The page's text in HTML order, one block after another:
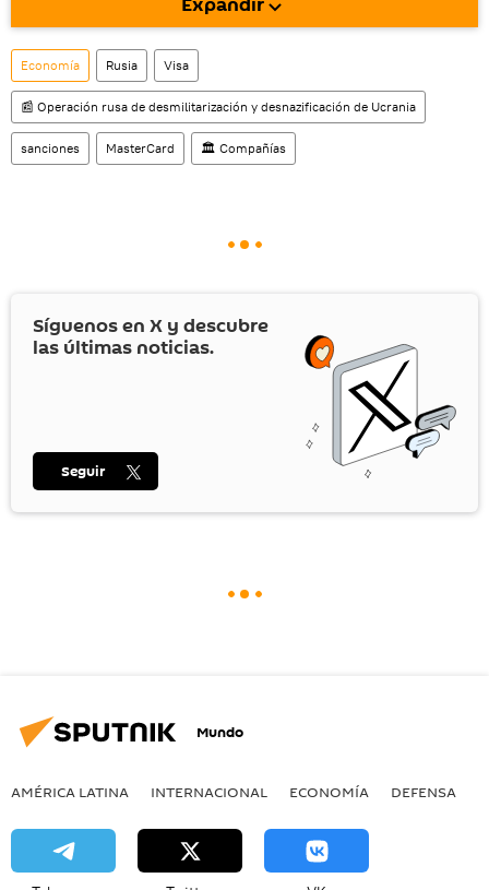
Economía Rusia Visa
📰 Operación rusa de desmilitarización y desnazificación de Ucrania
sanciones MasterCard 🏛️ Compañías
Síguenos en X y descubre
las últimas noticias.
Seguir
Mundo
AMÉRICA LATINA INTERNACIONAL ECONOMÍA DEFENSA